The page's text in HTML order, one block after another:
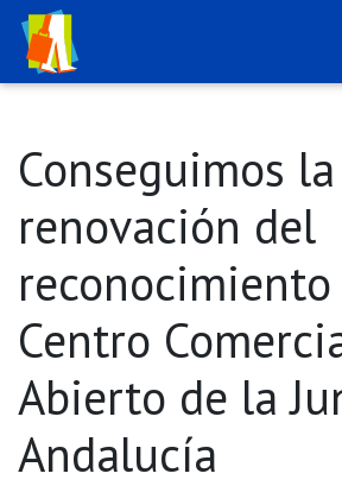
Conseguimos la
renovación del
Centro
Abierto de la
Andalucía